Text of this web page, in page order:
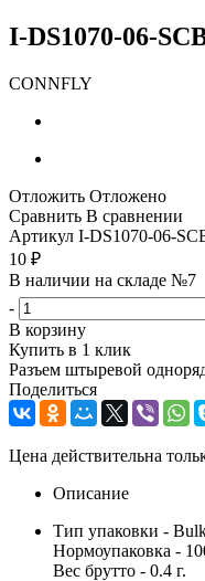
I-DS1070-06-
CONNFLY
Отложить Отложено
Сравнить В сравнении
Артикул I-DS1070-06-
10 ₽
В наличии на складе №7
-
В корзину
Купить в 1 клик
Разъем штыревой
Поделиться
Цена действительна
Описание
Тип упаковки -
Нормоупаковка -
Вес брутто - 0.4 г.